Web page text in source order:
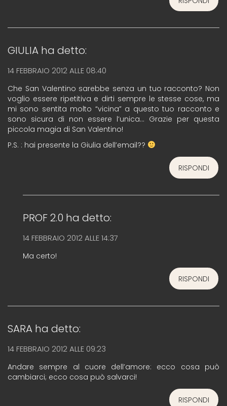
GIULIA ha detto:
14 FEBBRAIO 2012 ALLE 08:40
Che San Valentino sarebbe senza un tuo racconto? Non
voglio essere ripetitiva e dirti sempre le stesse cose, ma
mi sono sentita molto “vicina” a questo tuo racconto e
sono sicura di non essere l’unica… Grazie per questa
piccola magia di San Valentino!
P.S. : hai presente la Giulia dell’email??
RISPONDI
PROF 2.0 ha detto:
14 FEBBRAIO 2012 ALLE 14:37
Ma certo!
RISPONDI
SARA ha detto:
14 FEBBRAIO 2012 ALLE 09:23
Andare sempre al cuore dell’amore: ecco cosa può
cambiarci; ecco cosa può salvarci!
RISPONDI